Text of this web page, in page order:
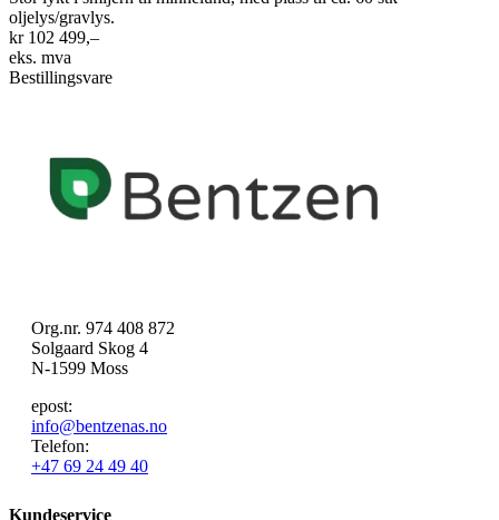
oljelys/gravlys.
kr 102 499,–
eks. mva
Bestillingsvare
Org.nr. 974 408 872
Solgaard Skog 4
N-1599 Moss
epost:
info@bentzenas.no
Telefon:
+47 69 24 49 40
Kundeservice